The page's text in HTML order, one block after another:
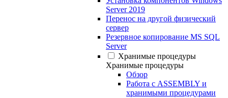
Server 2019
Перенос на другой физический
сервер
Резервное копирование MS SQL
Server
Хранимые процедуры
Хранимые процедуры
Обзор
Работа с ASSEMBLY и
хранимыми процедурами